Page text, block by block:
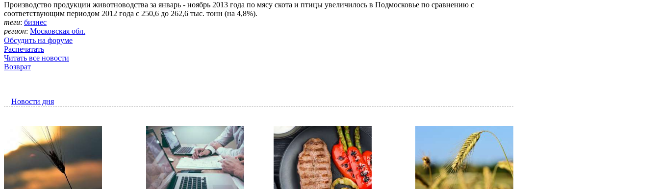
Производство продукции животноводства за январь - ноябрь 2013 года по мясу скота и птицы увеличилось в Подмосковье по сравнению с
соответствующим периодом 2012 года с 250,6 до 262,6 тыс. тонн (на 4,8%).
теги: бизнес
регион: Московская обл.
Обсудить на форуме
Распечатать
Читать все новости
Возврат
Новости дня